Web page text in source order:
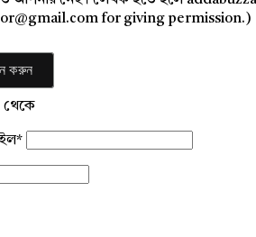
for giving permission.)
করুন
থেকে
*